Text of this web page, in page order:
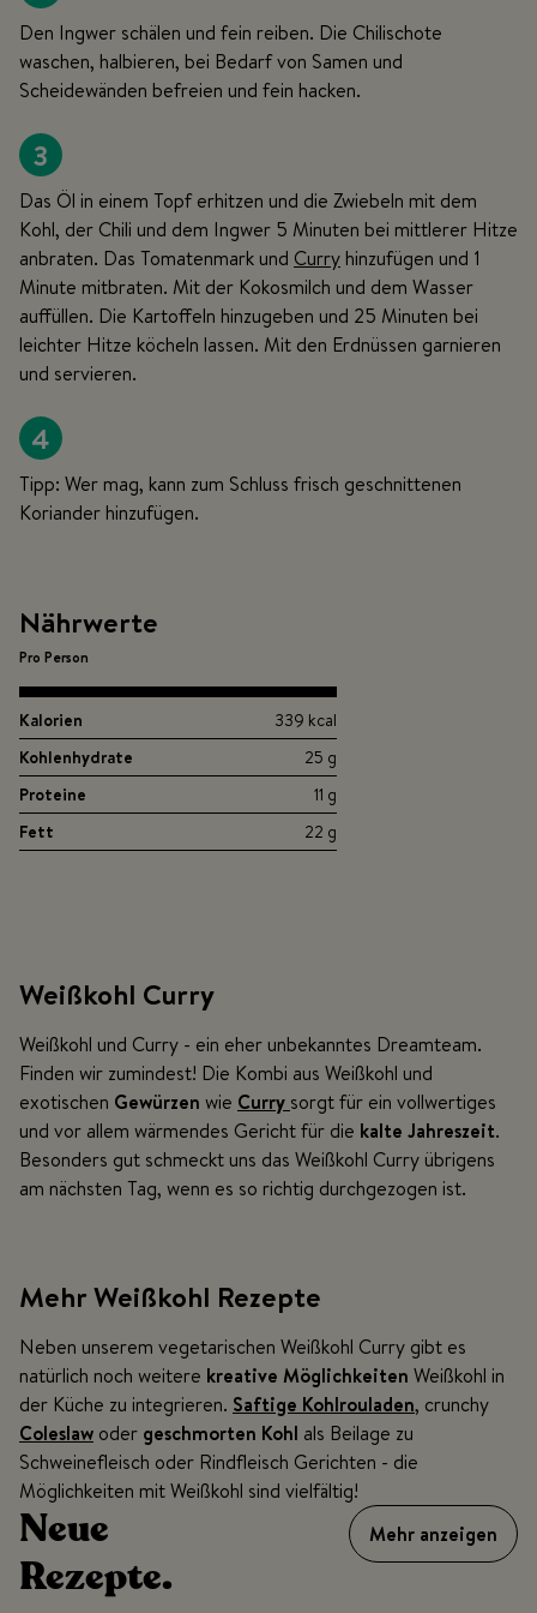
Den Ingwer schälen und fein reiben. Die Chilischote
waschen, halbieren, bei Bedarf von Samen und
Scheidewänden befreien und fein hacken.
3
Das Öl in einem Topf erhitzen und die Zwiebeln mit dem
Kohl, der Chili und dem Ingwer 5 Minuten bei mittlerer Hitze
anbraten. Das Tomatenmark und Curry hinzufügen und 1
Minute mitbraten. Mit der Kokosmilch und dem Wasser
auffüllen. Die Kartoffeln hinzugeben und 25 Minuten bei
leichter Hitze köcheln lassen. Mit den Erdnüssen garnieren
und servieren.
4
Tipp: Wer mag, kann zum Schluss frisch geschnittenen
Koriander hinzufügen.
Nährwerte
Pro Person
Kalorien
339 kcal
Kohlenhydrate
25 g
Proteine
11 g
Fett
22 g
Weißkohl Curry
Weißkohl und Curry - ein eher unbekanntes Dreamteam.
Finden wir zumindest! Die Kombi aus Weißkohl und
exotischen Gewürzen wie Curry sorgt für ein vollwertiges
und vor allem wärmendes Gericht für die kalte Jahreszeit.
Besonders gut schmeckt uns das Weißkohl Curry übrigens
am nächsten Tag, wenn es so richtig durchgezogen ist.
Mehr Weißkohl Rezepte
Neben unserem vegetarischen Weißkohl Curry gibt es
natürlich noch weitere kreative Möglichkeiten Weißkohl in
der Küche zu integrieren. Saftige Kohlrouladen, crunchy
Coleslaw oder geschmorten Kohl als Beilage zu
Schweinefleisch oder Rindfleisch Gerichten - die
Möglichkeiten mit Weißkohl sind vielfältig!
Neue
Rezepte.
Mehr anzeigen